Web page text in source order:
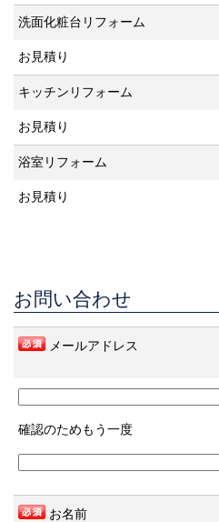
洗面化粧台リフォーム
お見積り
キッチンリフォーム
お見積り
浴室リフォーム
お見積り
お問い合わせ
メールアドレス
確認のためもう一度
お名前